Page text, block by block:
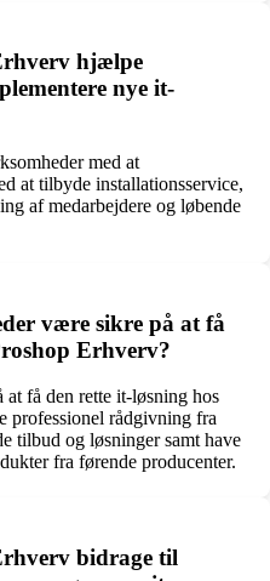
hjælpe
nye it-
med at
at tilbyde installationsservice,
af medarbejdere og løbende
være sikre på at få
Erhverv?
få den rette it-løsning hos
professionel rådgivning fra
tilbud og løsninger samt have
fra førende producenter.
bidrage til